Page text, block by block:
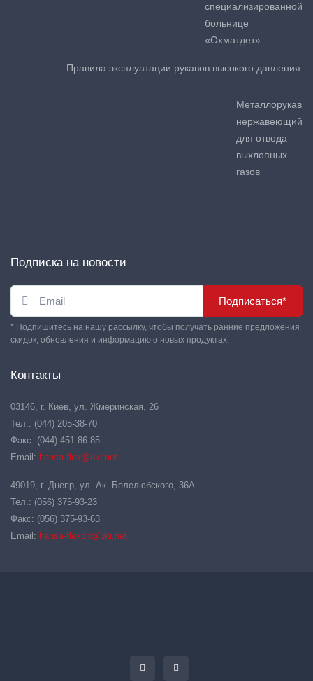
специализированной
больнице
«Охматдет»
Правила эксплуатации рукавов высокого давления
Металлорукав
нержавеющий
для отвода
выхлопных
газов
Подписка на новости
Подписаться*
* Подпишитесь на нашу рассылку, чтобы получать ранние предложения
скидок, обновления и информацию о новых продуктах.
Контакты
03146, г. Киев, ул. Жмеринская, 26
Тел.: (044) 205-38-70
Факс: (044) 451-86-85
Email: hansa-flex@ukr.net
49019, г. Днепр, ул. Ак. Белелюбского, 36А
Тел.: (056) 375-93-23
Факс: (056) 375-93-63
Email: hansa-flexdn@ukr.net